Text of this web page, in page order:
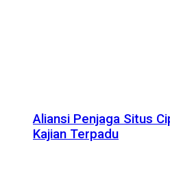
Aliansi Penjaga Situs
Kajian Terpadu